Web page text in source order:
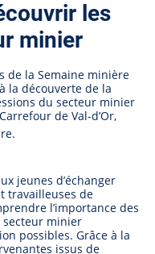
les
minier
de la Semaine minière
la découverte de la
du secteur minier
de Val-d’Or,
jeunes d’échanger
travailleuses de
l’importance des
minier
possibles. Grâce à la
issus de